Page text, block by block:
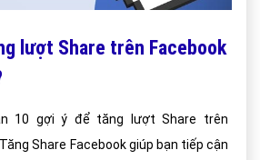
lượt Share trên Facebook
10 gợi ý để tăng lượt Share trên
Share Facebook giúp bạn tiếp cận